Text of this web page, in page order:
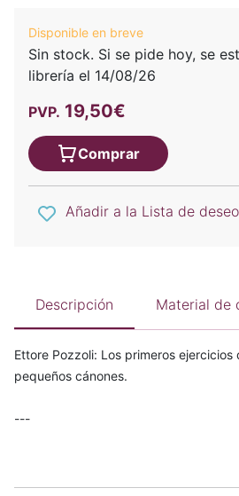
Disponible en breve
Sin stock. Si se pide hoy, se
librería el 14/08/26
PVP. 19,50€
Comprar
Añadir a la Lista de
Descripción Material de
Ettore Pozzoli: Los primeros
pequeños cánones.
---